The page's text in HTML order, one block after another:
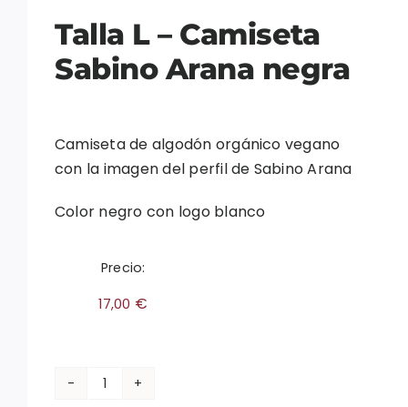
Talla L – Camiseta
Sabino Arana negra
Camiseta de algodón orgánico vegano
con la imagen del perfil de Sabino Arana
Color negro con logo blanco
Precio:
17,00 €
Talla